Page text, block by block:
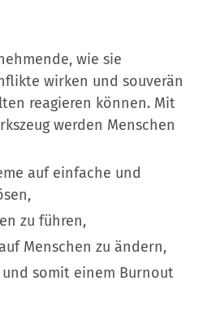
wie sie
wirken und souverän
reagieren können. Mit
werden Menschen
auf einfache und
zu führen,
Menschen zu ändern,
und somit einem Burnout